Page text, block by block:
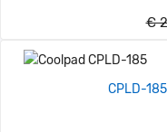
€
CPLD-